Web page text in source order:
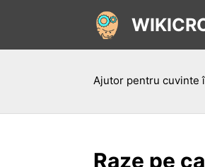
Ajutor pentru cuvinte
Raze pe